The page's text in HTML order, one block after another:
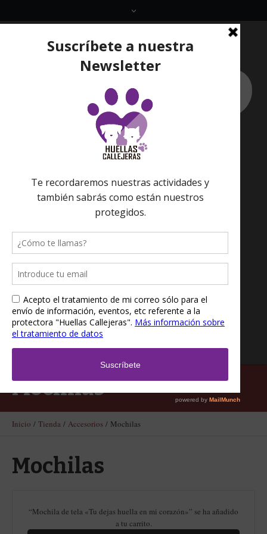
Mochilas
Inicio / Tienda / Accesorios / Mochilas
Mochilas
“Mochila de tela «Tu dejas huella en mi corazón»” se ha añadido
a tu carrito.